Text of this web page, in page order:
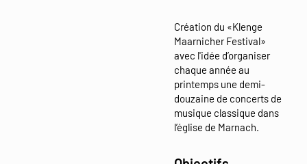
Création du «Klenge
Maarnicher Festival»
avec l'idée d’organiser
chaque année au
printemps une demi-
douzaine de concerts de
musique classique dans
l’église de Marnach.